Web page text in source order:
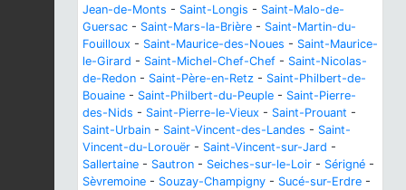
Jean-de-Monts - Saint-Longis - Saint-Malo-de-
Guersac - Saint-Mars-la-Brière - Saint-Martin-du-
Fouilloux - Saint-Maurice-des-Noues - Saint-Maurice-
le-Girard - Saint-Michel-Chef-Chef - Saint-Nicolas-
de-Redon - Saint-Père-en-Retz - Saint-Philbert-de-
Bouaine - Saint-Philbert-du-Peuple - Saint-Pierre-
des-Nids - Saint-Pierre-le-Vieux - Saint-Prouant -
Saint-Urbain - Saint-Vincent-des-Landes - Saint-
Vincent-du-Lorouër - Saint-Vincent-sur-Jard -
Sallertaine - Sautron - Seiches-sur-le-Loir - Sérigné -
Sèvremoine - Souzay-Champigny - Sucé-sur-Erdre -